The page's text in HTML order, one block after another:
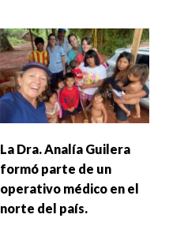
La Dra. Analía Guilera
formó parte de un
operativo médico en el
norte del país.